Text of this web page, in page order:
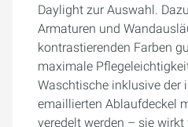
Daylight zur Auswahl.
Armaturen und
kontrastierenden Farben
maximale
Waschtische inklusive der
emaillierten Ablaufdeckel
veredelt werden – sie wirkt